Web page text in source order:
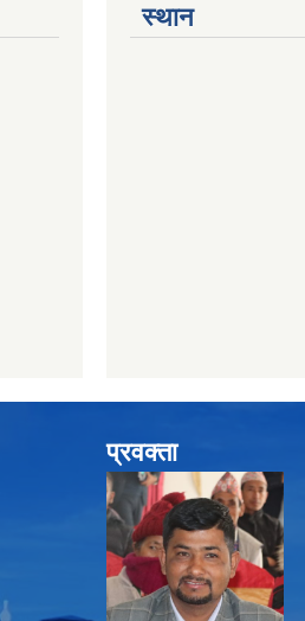
स्थान
प्रवक्ता